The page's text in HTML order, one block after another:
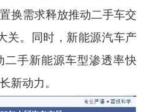
换需求释放推动二手车交
关。同时，新能源汽车产
手新能源车型渗透率快
新动力。